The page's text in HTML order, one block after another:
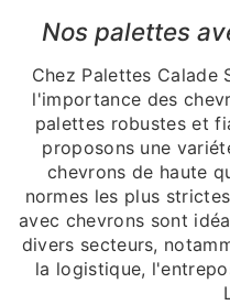
Nos palettes
Chez Palettes Calade
l'importance des
palettes robustes et
proposons une
chevrons de haute
normes les plus
avec chevrons sont
divers secteurs,
la logistique,